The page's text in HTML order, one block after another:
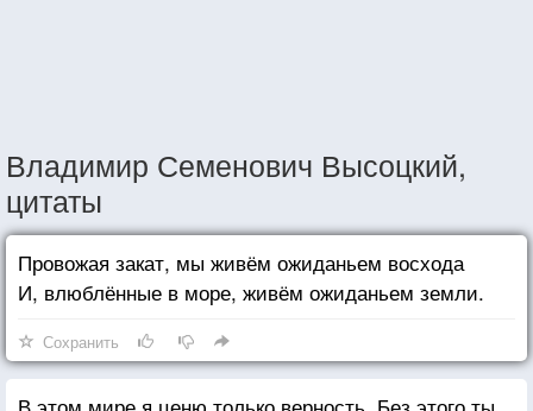
Владимир Семенович Высоцкий,
цитаты
Провожая закат, мы живём ожиданьем восхода
И, влюблённые в море, живём ожиданьем земли.
Сохранить